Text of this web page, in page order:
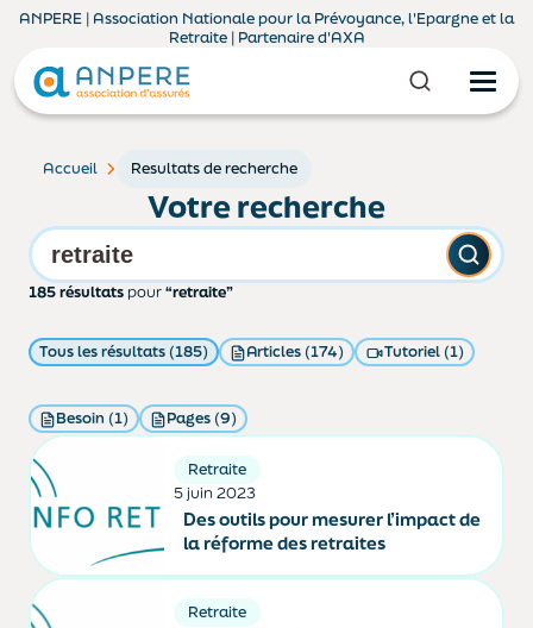
ANPERE | Association Nationale pour la Prévoyance, l'Epargne et la
Retraite | Partenaire d'AXA
Accueil Resultats de recherche
Votre recherche
185 résultats pour“retraite”
Tous les résultats (185) Articles (174) Tutoriel (1)
Besoin (1) Pages (9)
Retraite
5 juin 2023
Des outils pour mesurer l’impact de
la réforme des retraites
Retraite